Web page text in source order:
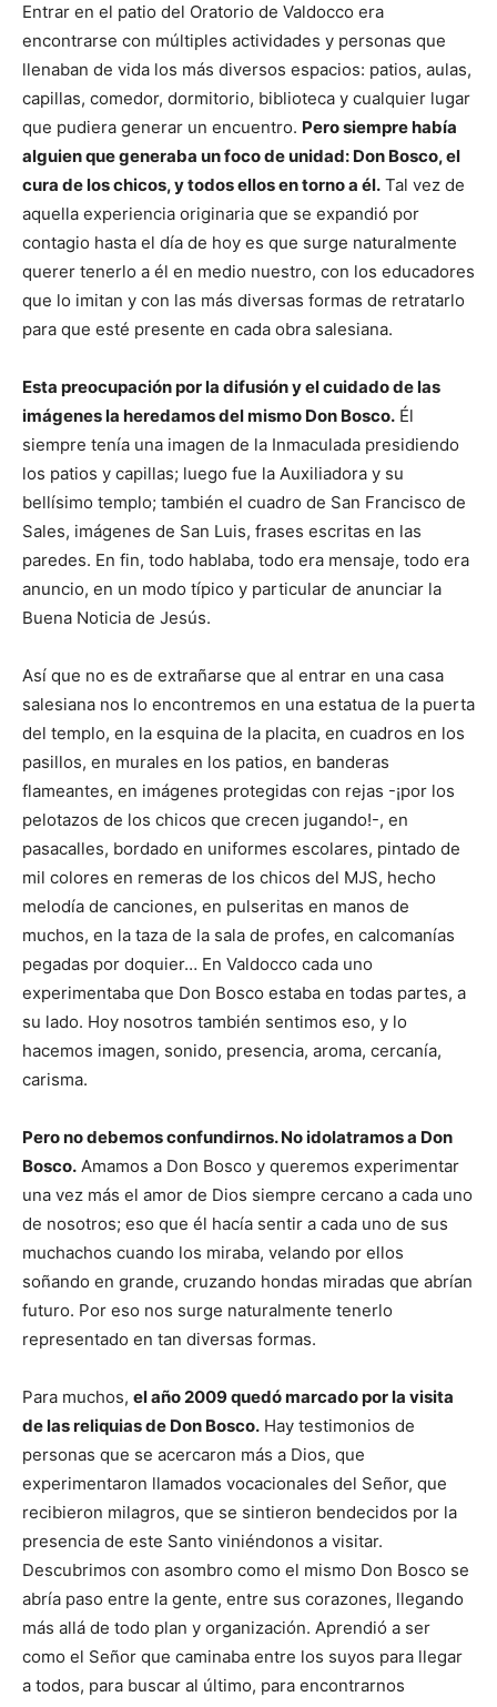
Entrar en el patio del Oratorio de Valdocco era
encontrarse con múltiples actividades y personas que
llenaban de vida los más diversos espacios: patios, aulas,
capillas, comedor, dormitorio, biblioteca y cualquier lugar
que pudiera generar un encuentro. Pero siempre había
alguien que generaba un foco de unidad: Don Bosco, el
cura de los chicos, y todos ellos en torno a él. Tal vez de
aquella experiencia originaria que se expandió por
contagio hasta el día de hoy es que surge naturalmente
querer tenerlo a él en medio nuestro, con los educadores
que lo imitan y con las más diversas formas de retratarlo
para que esté presente en cada obra salesiana.
Esta preocupación por la difusión y el cuidado de las
imágenes la heredamos del mismo Don Bosco. Él
siempre tenía una imagen de la Inmaculada presidiendo
los patios y capillas; luego fue la Auxiliadora y su
bellísimo templo; también el cuadro de San Francisco de
Sales, imágenes de San Luis, frases escritas en las
paredes. En fin, todo hablaba, todo era mensaje, todo era
anuncio, en un modo típico y particular de anunciar la
Buena Noticia de Jesús.
Así que no es de extrañarse que al entrar en una casa
salesiana nos lo encontremos en una estatua de la puerta
del templo, en la esquina de la placita, en cuadros en los
pasillos, en murales en los patios, en banderas
flameantes, en imágenes protegidas con rejas -¡por los
pelotazos de los chicos que crecen jugando!-, en
pasacalles, bordado en uniformes escolares, pintado de
mil colores en remeras de los chicos del MJS, hecho
melodía de canciones, en pulseritas en manos de
muchos, en la taza de la sala de profes, en calcomanías
pegadas por doquier… En Valdocco cada uno
experimentaba que Don Bosco estaba en todas partes, a
su lado. Hoy nosotros también sentimos eso, y lo
hacemos imagen, sonido, presencia, aroma, cercanía,
carisma.
Pero no debemos confundirnos. No idolatramos a Don
Bosco. Amamos a Don Bosco y queremos experimentar
una vez más el amor de Dios siempre cercano a cada uno
de nosotros; eso que él hacía sentir a cada uno de sus
muchachos cuando los miraba, velando por ellos
soñando en grande, cruzando hondas miradas que abrían
futuro. Por eso nos surge naturalmente tenerlo
representado en tan diversas formas.
Para muchos, el año 2009 quedó marcado por la visita
de las reliquias de Don Bosco. Hay testimonios de
personas que se acercaron más a Dios, que
experimentaron llamados vocacionales del Señor, que
recibieron milagros, que se sintieron bendecidos por la
presencia de este Santo viniéndonos a visitar.
Descubrimos con asombro como el mismo Don Bosco se
abría paso entre la gente, entre sus corazones, llegando
más allá de todo plan y organización. Aprendió a ser
como el Señor que caminaba entre los suyos para llegar
a todos, para buscar al último, para encontrarnos